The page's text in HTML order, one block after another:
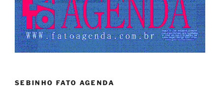
SEBINHO FATO AGENDA